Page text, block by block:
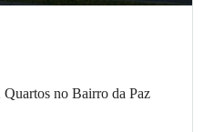
no Bairro da Paz